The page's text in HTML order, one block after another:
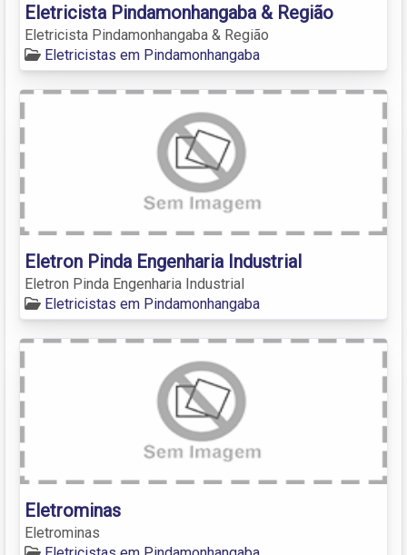
Eletricista Pindamonhangaba & Região
Eletricista Pindamonhangaba & Região
Eletricistas em Pindamonhangaba
Eletron Pinda Engenharia Industrial
Eletron Pinda Engenharia Industrial
Eletricistas em Pindamonhangaba
Eletrominas
Eletrominas